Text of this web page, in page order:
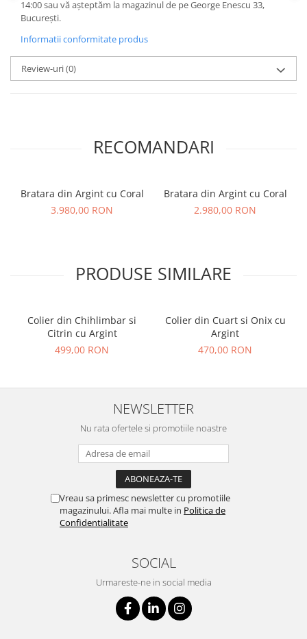
14:00 sau vă așteptăm la magazinul de pe George Enescu 33,
București.
Informatii conformitate produs
Review-uri(0)
RECOMANDARI
Bratara din Argint cu Coral
3.980,00 RON
Bratara din Argint cu Coral
2.980,00 RON
PRODUSE SIMILARE
Colier din Chihlimbar si
Citrin cu Argint
499,00 RON
Colier din Cuart si Onix cu
Argint
470,00 RON
NEWSLETTER
Nu rata ofertele si promotiile noastre
Vreau sa primesc newsletter cu promotiile
magazinului. Afla mai multe in Politica de
Confidentialitate
SOCIAL
Urmareste-ne in social media